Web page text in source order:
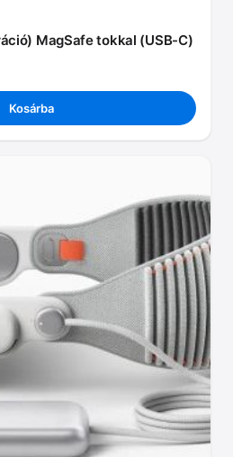
MagSafe tokkal (USB-C)
Kosárba